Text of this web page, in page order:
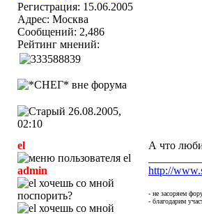
Регистрация: 15.06.2005
Адрес: Москва
Сообщений: 2,486
Рейтинг мнений:
26.08.2005,
02:10
el
admin
А что
http://
- не засоряем
- благодарим